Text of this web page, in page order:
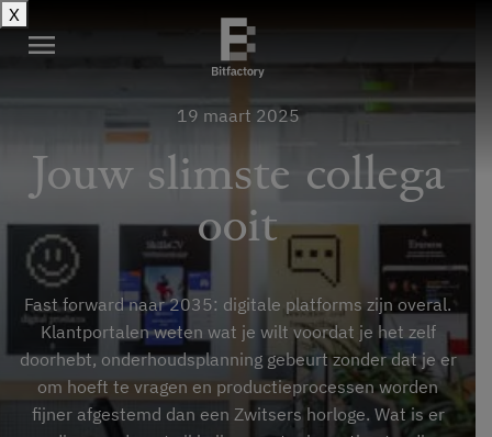
menu
19 maart 2025
Jouw slimste collega
ooit
Fast forward naar 2035: digitale platforms zijn overal.
Klantportalen weten wat je wilt voordat je het zelf
doorhebt, onderhoudsplanning gebeurt zonder dat je er
om hoeft te vragen en productieprocessen worden
fijner afgestemd dan een Zwitsers horloge. Wat is er
X